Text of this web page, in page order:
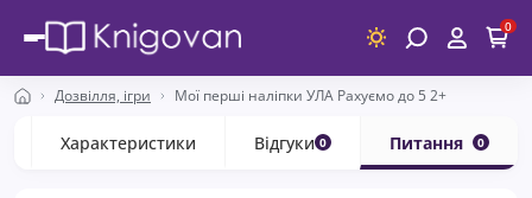
0
Дозвілля, ігри Мої перші наліпки УЛА Рахуємо до 5 2+
Характеристики Відгуки 0 Питання 0